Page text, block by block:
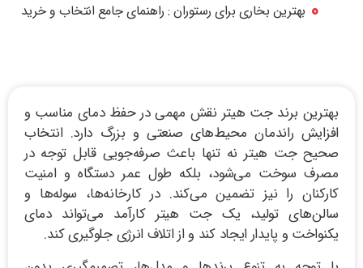
بهترین بخاری برای رستوران : راهنمای جامع انتخاب و خرید
بهترین برند جت هیتر نقش مهمی در حفظ دمای مناسب و
افزایش راندمان محیط‌های صنعتی و بزرگ دارد. انتخاب
صحیح جت هیتر نه تنها باعث صرفه‌جویی قابل توجه در
مصرف سوخت می‌شود، بلکه طول عمر دستگاه و امنیت
کارکنان را نیز تضمین می‌کند. در کارخانه‌ها، سوله‌ها و
سالن‌های تولید، یک جت هیتر کارآمد می‌تواند دمای
یکنواخت و پایدار ایجاد کند و از اتلاف انرژی جلوگیری کند.